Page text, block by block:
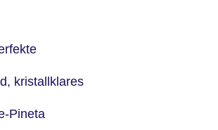
kristallklares
Pineta